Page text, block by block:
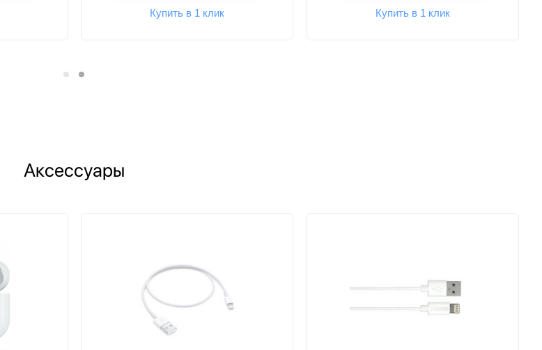
Купить в 1 клик Купить в 1 клик
Аксессуары